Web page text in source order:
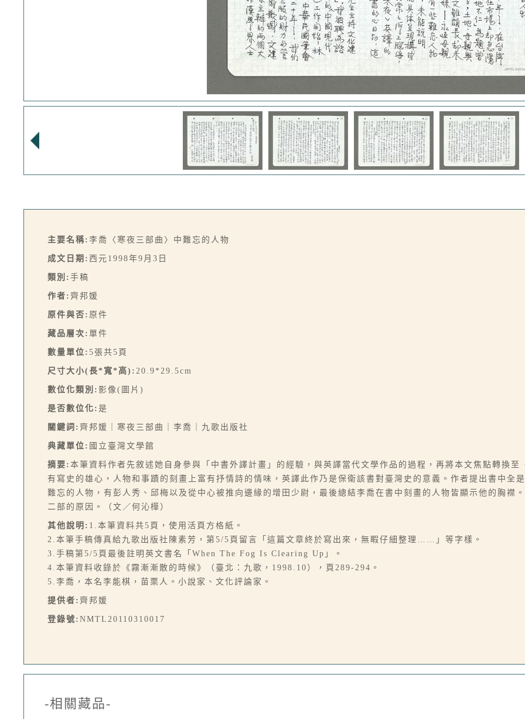
主要名稱: 李喬〈寒夜三部曲〉中難忘的人物
成文日期: 西元1998年9月3日
類別: 手稿
作者: 齊邦媛
原件與否: 原件
藏品層次: 單件
數量單位: 5張共5頁
尺寸大小(長*寬*高): 20.9*29.5cm
數位化類別: 影像(圖片)
是否數位化: 是
關鍵詞: 齊邦媛｜寒夜三部曲｜李喬｜九歌出版社
典藏單位: 國立臺灣文學館
摘要: 本筆資料作者先敘述她自身參與「中書外譯計畫」的經驗，與英譯當代文學作品的過程，再將本文焦點轉換
有寫史的雄心，人物和事蹟的刻畫上富有抒情詩的情味，英譯此作乃是保衛該書對臺灣史的意義。作者提出書中全
難忘的人物，有彭人秀、邱梅以及從中心被推向邊緣的增田少尉，最後總結李喬在書中刻畫的人物皆顯示他的胸襟
二部的原因。（文／何沁樺）
其他說明: 1.本筆資料共5頁，使用活頁方格紙。
2.本筆手稿傳真給九歌出版社陳素芳，第5/5頁留言「這篇文章終於寫出來，無睱仔細整理……」等字樣。
3.手稿第5/5頁最後註明英文書名「When The Fog Is Clearing Up」。
4.本筆資料收錄於《霧漸漸散的時候》（臺北：九歌，1998.10），頁289-294。
5.李喬，本名李能棋，苗栗人。小說家、文化評論家。
提供者: 齊邦媛
登錄號: NMTL20110310017
-相關藏品-